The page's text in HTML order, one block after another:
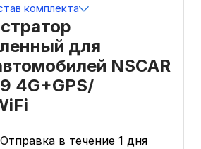
для
NSCAR
4G+GPS/
в течение 1 дня
комплекта